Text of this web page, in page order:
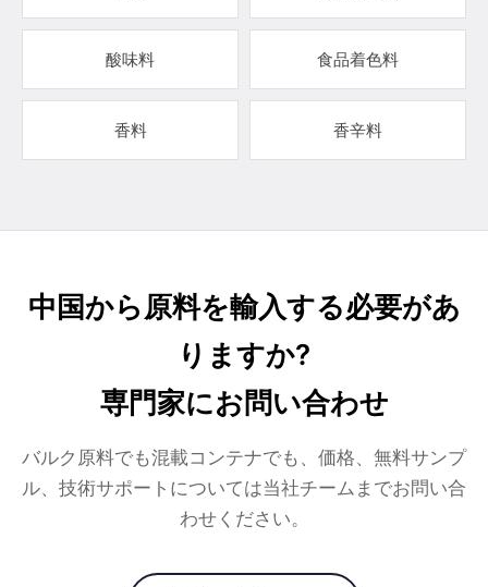
酸味料 食品着色料
香料 香辛料
中国から原料を輸入する必要があ
りますか?
専門家にお問い合わせ
バルク原料でも混載コンテナでも、価格、無料サンプ
ル、技術サポートについては当社チームまでお問い合
わせください。